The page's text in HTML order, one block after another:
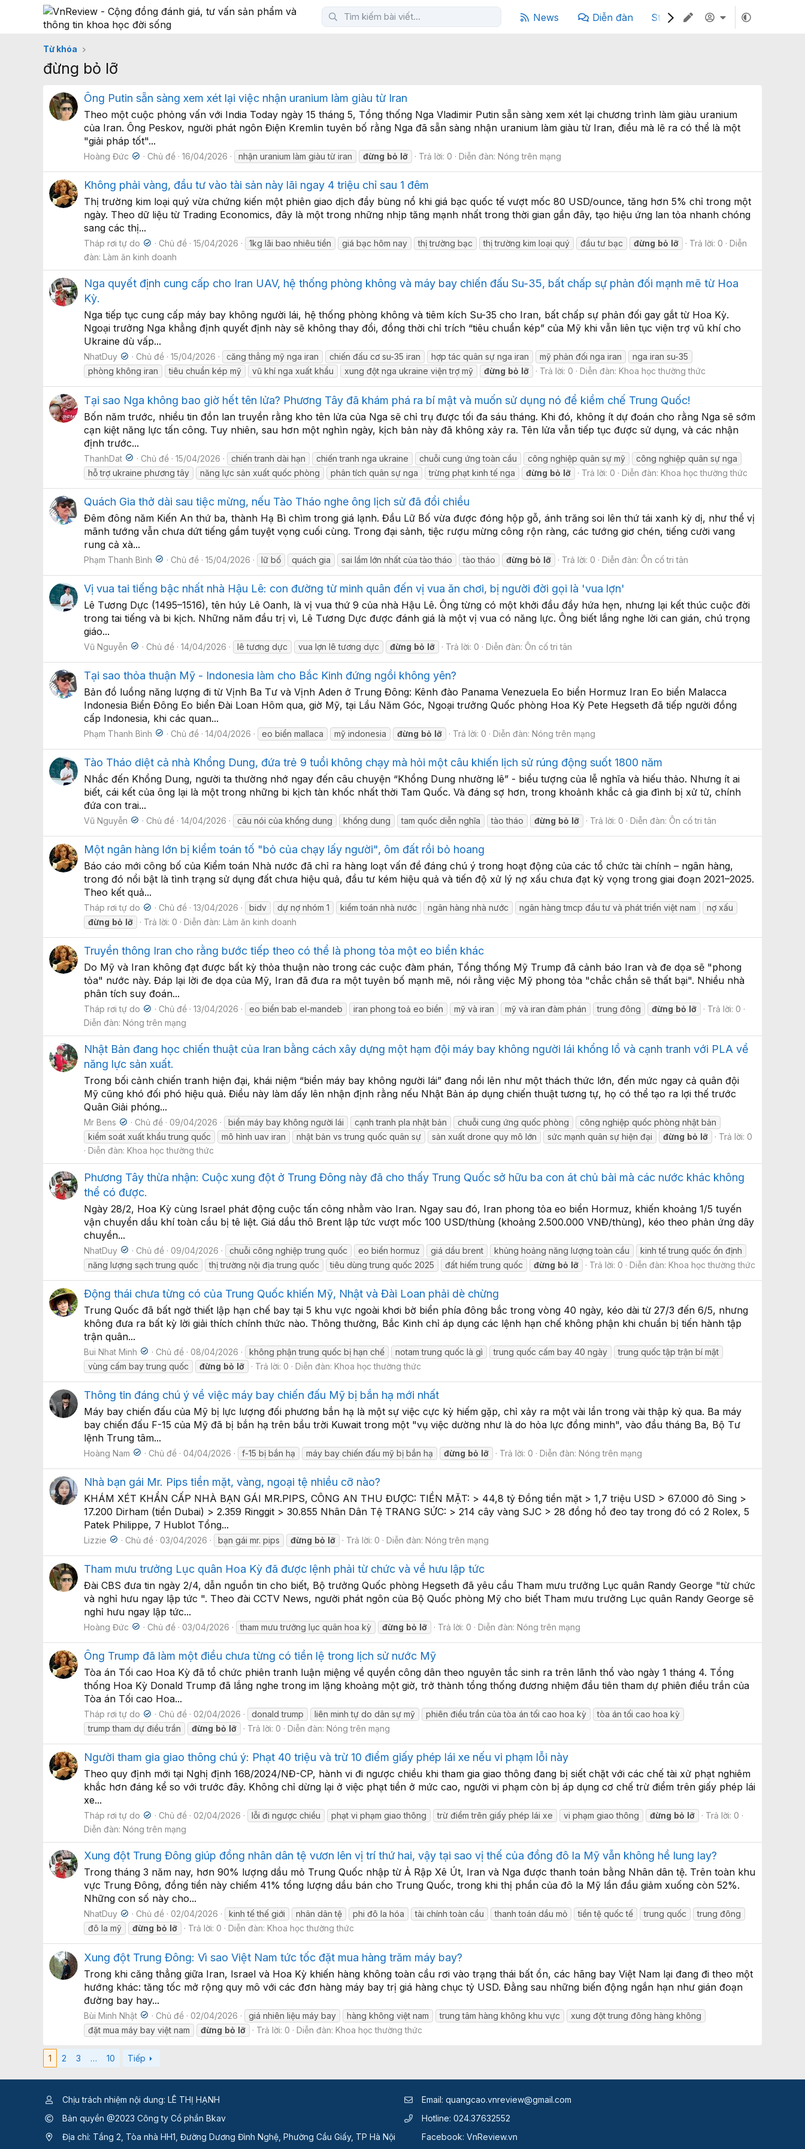
News Diễn đàn Story Podcast
Từ khóa
đừng bỏ lỡ
Ông Putin sẵn sàng xem xét lại việc nhận uranium làm giàu từ Iran
Theo một cuộc phỏng vấn với India Today ngày 15 tháng 5, Tổng thống Nga Vladimir Putin sẵn sàng xem xét lại chương trình làm giàu uranium
của Iran. Ông Peskov, người phát ngôn Điện Kremlin tuyên bố rằng Nga đã sẵn sàng nhận uranium làm giàu từ Iran, điều mà lẽ ra có thể là một
"giải pháp tốt"...
Hoàng Đức Chủ đề 16/04/2026 nhận uranium làm giàu từ iran đừng bỏ lỡ Trả lời: 0 Diễn đàn:Nóng trên mạng
Không phải vàng, đầu tư vào tài sản này lãi ngay 4 triệu chỉ sau 1 đêm
Thị trường kim loại quý vừa chứng kiến một phiên giao dịch đầy bùng nổ khi giá bạc quốc tế vượt mốc 80 USD/ounce, tăng hơn 5% chỉ trong một
ngày. Theo dữ liệu từ Trading Economics, đây là một trong những nhịp tăng mạnh nhất trong thời gian gần đây, tạo hiệu ứng lan tỏa nhanh chóng
sang các thị...
Tháp rơi tự do Chủ đề 15/04/2026 1kg lãi bao nhiêu tiền giá bạc hôm nay thị trường bạc thị trường kim loại quý đầu tư bạc đừng bỏ lỡ Trả lời: 0
Diễn
đàn: Làm ăn kinh doanh
Nga quyết định cung cấp cho Iran UAV, hệ thống phòng không và máy bay chiến đấu Su-35, bất chấp sự phản đối mạnh mẽ từ Hoa
Kỳ.
Nga tiếp tục cung cấp máy bay không người lái, hệ thống phòng không và tiêm kích Su-35 cho Iran, bất chấp sự phản đối gay gắt từ Hoa Kỳ.
Ngoại trưởng Nga khẳng định quyết định này sẽ không thay đổi, đồng thời chỉ trích “tiêu chuẩn kép” của Mỹ khi vẫn liên tục viện trợ vũ khí cho
Ukraine dù vấp...
NhatDuy Chủ đề 15/04/2026 căng thẳng mỹ nga iran chiến đấu cơ su-35 iran hợp tác quân sự nga iran mỹ phản đối nga iran
nga iran su-35
phòng không iran
tiêu chuẩn kép mỹ vũ khí nga xuất khẩu xung đột nga ukraine viện trợ mỹ đừng bỏ lỡ Trả lời: 0 Diễn đàn: Khoa học thường thức
Tại sao Nga không bao giờ hết tên lửa? Phương Tây đã khám phá ra bí mật và muốn sử dụng nó để kiềm chế Trung Quốc!
Bốn năm trước, nhiều tin đồn lan truyền rằng kho tên lửa của Nga sẽ chỉ trụ được tối đa sáu tháng. Khi đó, không ít dự đoán cho rằng Nga sẽ sớm
cạn kiệt năng lực tấn công. Tuy nhiên, sau hơn một nghìn ngày, kịch bản này đã không xảy ra. Tên lửa vẫn tiếp tục được sử dụng, và các nhận
định trước...
ThanhDat Chủ đề 15/04/2026 chiến tranh dài hạn chiến tranh nga ukraine chuỗi cung ứng toàn cầu công nghiệp quân sự mỹ
công nghiệp quân sự nga
hỗ trợ ukraine phương tây
năng lực sản xuất quốc phòng phân tích quân sự nga trừng phạt kinh tế nga đừng bỏ lỡ Trả lời: 0 Diễn đàn: Khoa học thường thức
Quách Gia thở dài sau tiệc mừng, nếu Tào Tháo nghe ông lịch sử đã đổi chiều
Đêm đông năm Kiến An thứ ba, thành Hạ Bì chìm trong giá lạnh. Đầu Lữ Bố vừa được đóng hộp gỗ, ánh trăng soi lên thứ tái xanh kỳ dị, như thể vị
mãnh tướng vẫn chưa dứt tiếng gầm tuyệt vọng cuối cùng. Trong đại sảnh, tiệc rượu mừng công rộn ràng, các tướng giơ chén, tiếng cười vang
rung cả xà...
Phạm Thanh Bình Chủ đề 15/04/2026 lữ bố quách gia sai lầm lớn nhất của tào tháo tào tháo đừng bỏ lỡ Trả lời: 0 Diễn đàn: Ôn cố tri tân
Vị vua tai tiếng bậc nhất nhà Hậu Lê: con đường từ minh quân đến vị vua ăn chơi, bị người đời gọi là 'vua lợn'
Lê Tương Dực (1495–1516), tên húy Lê Oanh, là vị vua thứ 9 của nhà Hậu Lê. Ông từng có một khởi đầu đầy hứa hẹn, nhưng lại kết thúc cuộc đời
trong tai tiếng và bi kịch. Những năm đầu trị vì, Lê Tương Dực được đánh giá là một vị vua có năng lực. Ông biết lắng nghe lời can gián, chú trọng
giáo...
Vũ Nguyễn Chủ đề 14/04/2026 lê tương dực vua lợn lê tương dực đừng bỏ lỡ Trả lời: 0 Diễn đàn: Ôn cố tri tân
Tại sao thỏa thuận Mỹ - Indonesia làm cho Bắc Kinh đứng ngồi không yên?
Bản đồ luồng năng lượng đi từ Vịnh Ba Tư và Vịnh Aden ở Trung Đông: Kênh đào Panama Venezuela Eo biển Hormuz Iran Eo biển Malacca
Indonesia Biển Đông Eo biển Đài Loan Hôm qua, giờ Mỹ, tại Lầu Năm Góc, Ngoại trưởng Quốc phòng Hoa Kỳ Pete Hegseth đã tiếp người đồng
cấp Indonesia, khi các quan...
Phạm Thanh Bình Chủ đề 14/04/2026 eo biển mallaca mỹ indonesia đừng bỏ lỡ Trả lời: 0 Diễn đàn:Nóng trên mạng
Tào Tháo diệt cả nhà Khổng Dung, đứa trẻ 9 tuổi không chạy mà hỏi một câu khiến lịch sử rúng động suốt 1800 năm
Nhắc đến Khổng Dung, người ta thường nhớ ngay đến câu chuyện “Khổng Dung nhường lê” - biểu tượng của lễ nghĩa và hiếu thảo. Nhưng ít ai
biết, cái kết của ông lại là một trong những bi kịch tàn khốc nhất thời Tam Quốc. Và đáng sợ hơn, trong khoảnh khắc cả gia đình bị xử tử, chính
đứa con trai...
Vũ Nguyễn Chủ đề 14/04/2026 câu nói của khổng dung khổng dung tam quốc diễn nghĩa tào tháo đừng bỏ lỡ Trả lời: 0 Diễn đàn: Ôn cố tri tân
Một ngân hàng lớn bị kiểm toán tố "bỏ của chạy lấy người", ôm đất rồi bỏ hoang
Báo cáo mới công bố của Kiểm toán Nhà nước đã chỉ ra hàng loạt vấn đề đáng chú ý trong hoạt động của các tổ chức tài chính – ngân hàng,
trong đó nổi bật là tình trạng sử dụng đất chưa hiệu quả, đầu tư kém hiệu quả và tiến độ xử lý nợ xấu chưa đạt kỳ vọng trong giai đoạn 2021–2025.
Theo kết quả...
Tháp rơi tự do Chủ đề 13/04/2026 bidv dự nợ nhóm 1 kiểm toán nhà nước ngân hàng nhà nước ngân hàng tmcp đầu tư và phát triển việt nam
nợ xấu
đừng bỏ lỡ Trả lời: 0 Diễn đàn: Làm ăn kinh doanh
Truyền thông Iran cho rằng bước tiếp theo có thể là phong tỏa một eo biển khác
Do Mỹ và Iran không đạt được bất kỳ thỏa thuận nào trong các cuộc đàm phán, Tổng thống Mỹ Trump đã cảnh báo Iran và đe dọa sẽ "phong
tỏa" nước này. Đáp lại lời đe dọa của Mỹ, Iran đã đưa ra một tuyên bố mạnh mẽ, nói rằng việc Mỹ phong tỏa "chắc chắn sẽ thất bại". Nhiều nhà
phân tích suy đoán...
Tháp rơi tự do Chủ đề 13/04/2026 eo biển bab el-mandeb iran phong toả eo biển mỹ và iran mỹ và iran đàm phán trung đông đừng bỏ lỡ
Trả lời: 0
Diễn đàn: Nóng trên mạng
Nhật Bản đang học chiến thuật của Iran bằng cách xây dựng một hạm đội máy bay không người lái khổng lồ và cạnh tranh với PLA về
năng lực sản xuất.
Trong bối cảnh chiến tranh hiện đại, khái niệm “biển máy bay không người lái” đang nổi lên như một thách thức lớn, đến mức ngay cả quân đội
Mỹ cũng khó đối phó hiệu quả. Điều này làm dấy lên nhận định rằng nếu Nhật Bản áp dụng chiến thuật tương tự, họ có thể tạo ra lợi thế trước
Quân Giải phóng...
Mr Bens Chủ đề 09/04/2026 biển máy bay không người lái cạnh tranh pla nhật bản chuỗi cung ứng quốc phòng
công nghiệp quốc phòng nhật bản
kiểm soát xuất khẩu trung quốc
mô hình uav iran nhật bản vs trung quốc quân sự sản xuất drone quy mô lớn sức mạnh quân sự hiện đại đừng bỏ lỡ
Trả lời: 0
Diễn đàn: Khoa học thường thức
Phương Tây thừa nhận: Cuộc xung đột ở Trung Đông này đã cho thấy Trung Quốc sở hữu ba con át chủ bài mà các nước khác không
thể có được.
Ngày 28/2, Hoa Kỳ cùng Israel phát động cuộc tấn công nhằm vào Iran. Ngay sau đó, Iran phong tỏa eo biển Hormuz, khiến khoảng 1/5 tuyến
vận chuyển dầu khí toàn cầu bị tê liệt. Giá dầu thô Brent lập tức vượt mốc 100 USD/thùng (khoảng 2.500.000 VNĐ/thùng), kéo theo phản ứng dây
chuyền...
NhatDuy Chủ đề 09/04/2026 chuỗi công nghiệp trung quốc eo biển hormuz giá dầu brent khủng hoảng năng lượng toàn cầu
kinh tế trung quốc ổn định
năng lượng sạch trung quốc
thị trường nội địa trung quốc tiêu dùng trung quốc 2025 đất hiếm trung quốc đừng bỏ lỡ Trả lời: 0 Diễn đàn: Khoa học thường thức
Động thái chưa từng có của Trung Quốc khiến Mỹ, Nhật và Đài Loan phải dè chừng
Trung Quốc đã bất ngờ thiết lập hạn chế bay tại 5 khu vực ngoài khơi bờ biển phía đông bắc trong vòng 40 ngày, kéo dài từ 27/3 đến 6/5, nhưng
không đưa ra bất kỳ lời giải thích chính thức nào. Thông thường, Bắc Kinh chỉ áp dụng các lệnh hạn chế không phận khi chuẩn bị tiến hành tập
trận quân...
Bui Nhat Minh Chủ đề 08/04/2026 không phận trung quốc bị hạn chế notam trung quốc là gì trung quốc cấm bay 40 ngày
trung quốc tập trận bí mật
vùng cấm bay trung quốc
đừng bỏ lỡ Trả lời: 0 Diễn đàn: Khoa học thường thức
Thông tin đáng chú ý về việc máy bay chiến đấu Mỹ bị bắn hạ mới nhất
Máy bay chiến đấu của Mỹ bị lực lượng đối phương bắn hạ là một sự việc cực kỳ hiếm gặp, chỉ xảy ra một vài lần trong vài thập kỷ qua. Ba máy
bay chiến đấu F-15 của Mỹ đã bị bắn hạ trên bầu trời Kuwait trong một "vụ việc dường như là do hỏa lực đồng minh", vào đầu tháng Ba, Bộ Tư
lệnh Trung tâm...
Hoàng Nam Chủ đề 04/04/2026 f-15 bị bắn hạ máy bay chiến đấu mỹ bị bắn hạ đừng bỏ lỡ Trả lời: 0 Diễn đàn:Nóng trên mạng
Nhà bạn gái Mr. Pips tiền mặt, vàng, ngoại tệ nhiều cỡ nào?
KHÁM XÉT KHẨN CẤP NHÀ BẠN GÁI MR.PIPS, CÔNG AN THU ĐƯỢC: TIỀN MẶT: > 44,8 tỷ Đồng tiền mặt > 1,7 triệu USD > 67.000 đô Sing >
17.200 Dirham (tiền Dubai) > 2.359 Ringgit > 30.855 Nhân Dân Tệ TRANG SỨC: > 214 cây vàng SJC > 28 đồng hồ đeo tay trong đó có 2 Rolex, 5
Patek Philippe, 7 Hublot Tổng...
Lizzie Chủ đề 03/04/2026 bạn gái mr. pips đừng bỏ lỡ Trả lời: 0 Diễn đàn:Nóng trên mạng
Tham mưu trưởng Lục quân Hoa Kỳ đã được lệnh phải từ chức và về hưu lập tức
Đài CBS đưa tin ngày 2/4, dẫn nguồn tin cho biết, Bộ trưởng Quốc phòng Hegseth đã yêu cầu Tham mưu trưởng Lục quân Randy George "từ chức
và nghỉ hưu ngay lập tức ". Theo đài CCTV News, người phát ngôn của Bộ Quốc phòng Mỹ cho biết Tham mưu trưởng Lục quân Randy George sẽ
nghỉ hưu ngay lập tức...
Hoàng Đức Chủ đề 03/04/2026 tham mưu trưởng lục quân hoa kỳ đừng bỏ lỡ Trả lời: 0 Diễn đàn:Nóng trên mạng
Ông Trump đã làm một điều chưa từng có tiền lệ trong lịch sử nước Mỹ
Tòa án Tối cao Hoa Kỳ đã tổ chức phiên tranh luận miệng về quyền công dân theo nguyên tắc sinh ra trên lãnh thổ vào ngày 1 tháng 4. Tổng
thống Hoa Kỳ Donald Trump đã lắng nghe trong im lặng khoảng một giờ, trở thành tổng thống đương nhiệm đầu tiên tham dự phiên điều trần của
Tòa án Tối cao Hoa...
Tháp rơi tự do Chủ đề 02/04/2026 donald trump liên minh tự do dân sự mỹ phiên điều trần của tòa án tối cao hoa kỳ
tòa án tối cao hoa kỳ
trump tham dự điều trần
đừng bỏ lỡ Trả lời: 0 Diễn đàn: Nóng trên mạng
Người tham gia giao thông chú ý: Phạt 40 triệu và trừ 10 điểm giấy phép lái xe nếu vi phạm lỗi này
Theo quy định mới tại Nghị định 168/2024/NĐ-CP, hành vi đi ngược chiều khi tham gia giao thông đang bị siết chặt với các chế tài xử phạt nghiêm
khắc hơn đáng kể so với trước đây. Không chỉ dừng lại ở việc phạt tiền ở mức cao, người vi phạm còn bị áp dụng cơ chế trừ điểm trên giấy phép lái
xe...
Tháp rơi tự do Chủ đề 02/04/2026 lỗi đi ngược chiều phạt vi phạm giao thông trừ điểm trên giấy phép lái xe vi phạm giao thông đừng bỏ lỡ
Trả lời: 0
Diễn đàn: Nóng trên mạng
Xung đột Trung Đông giúp đồng nhân dân tệ vươn lên vị trí thứ hai, vậy tại sao vị thế của đồng đô la Mỹ vẫn không hề lung lay?
Trong tháng 3 năm nay, hơn 90% lượng dầu mỏ Trung Quốc nhập từ Ả Rập Xê Út, Iran và Nga được thanh toán bằng Nhân dân tệ. Trên toàn khu
vực Trung Đông, đồng tiền này chiếm 41% tổng lượng dầu bán cho Trung Quốc, trong khi thị phần của đô la Mỹ lần đầu giảm xuống còn 52%.
Những con số này cho...
NhatDuy Chủ đề 02/04/2026 kinh tế thế giới nhân dân tệ phi đô la hóa tài chính toàn cầu thanh toán dầu mỏ tiền tệ quốc tế trung quốc
trung đông
đô la mỹ
đừng bỏ lỡ Trả lời: 0 Diễn đàn: Khoa học thường thức
Xung đột Trung Đông: Vì sao Việt Nam tức tốc đặt mua hàng trăm máy bay?
Trong khi căng thẳng giữa Iran, Israel và Hoa Kỳ khiến hàng không toàn cầu rơi vào trạng thái bất ổn, các hãng bay Việt Nam lại đang đi theo một
hướng khác: tăng tốc mở rộng quy mô với các đơn hàng máy bay trị giá hàng chục tỷ USD. Đằng sau những biến động ngắn hạn như gián đoạn
đường bay hay...
Bùi Minh Nhật Chủ đề 02/04/2026 giá nhiên liệu máy bay hàng không việt nam trung tâm hàng không khu vực
xung đột trung đông hàng không
đặt mua máy bay việt nam
đừng bỏ lỡ Trả lời: 0 Diễn đàn: Khoa học thường thức
1 2 3 … 10 Tiếp
Chịu trách nhiệm nội dung: LÊ THỊ HẠNH
Bản quyền @2023 Công ty Cổ phần Bkav
Địa chỉ: Tầng 2, Tòa nhà HH1, Đường Dương Đình Nghệ, Phường Cầu Giấy, TP Hà Nội
Email: quangcao.vnreview@gmail.com
Hotline: 024.37632552
Facebook: VnReview.vn